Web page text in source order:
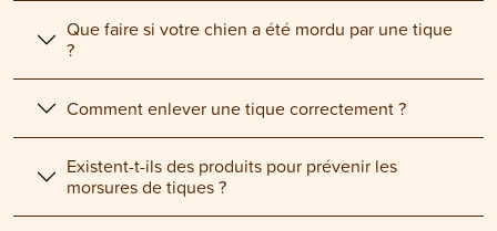
Que faire si votre chien a été mordu par une tique
?
Comment enlever une tique correctement ?
Existent-t-ils des produits pour prévenir les
morsures de tiques ?